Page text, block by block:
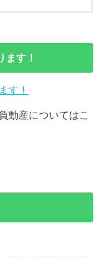
ます！
す！
動産についてはこ